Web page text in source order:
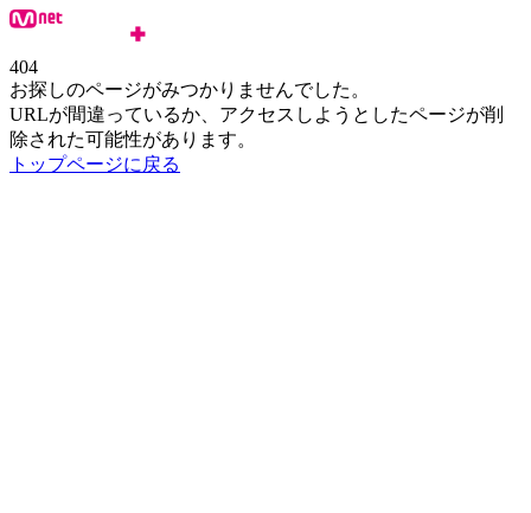
404
お探しのページがみつかりませんでした。
URLが間違っているか、アクセスしようとしたページが削
除された可能性があります。
トップページに戻る